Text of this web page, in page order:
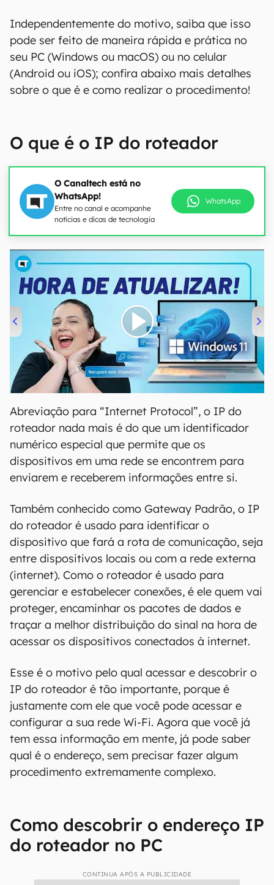
Independentemente do motivo, saiba que isso
pode ser feito de maneira rápida e prática no
seu PC (Windows ou macOS) ou no celular
(Android ou iOS); confira abaixo mais detalhes
sobre o que é e como realizar o procedimento!
O que é o IP do roteador
O Canaltech está no
WhatsApp!
Entre no canal e acompanhe
notícias e dicas de tecnologia
WhatsApp
00:00 04:52
Abreviação para “Internet Protocol”, o IP do
roteador nada mais é do que um identificador
numérico especial que permite que os
dispositivos em uma rede se encontrem para
enviarem e receberem informações entre si.
Também conhecido como Gateway Padrão, o IP
do roteador é usado para identificar o
dispositivo que fará a rota de comunicação, seja
entre dispositivos locais ou com a rede externa
(internet). Como o roteador é usado para
gerenciar e estabelecer conexões, é ele quem vai
proteger, encaminhar os pacotes de dados e
traçar a melhor distribuição do sinal na hora de
acessar os dispositivos conectados à internet.
Esse é o motivo pelo qual acessar e descobrir o
IP do roteador é tão importante, porque é
justamente com ele que você pode acessar e
configurar a sua rede Wi-Fi. Agora que você já
tem essa informação em mente, já pode saber
qual é o endereço, sem precisar fazer algum
procedimento extremamente complexo.
Como descobrir o endereço IP
do roteador no PC
CONTINUA APÓS A PUBLICIDADE